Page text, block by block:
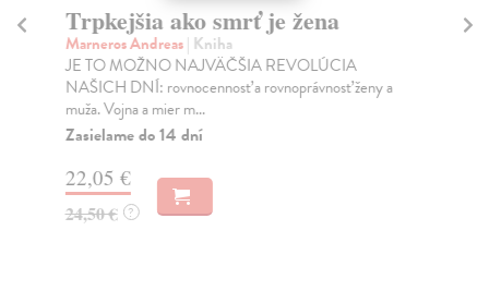
Trpkejšia ako smrť je žena
Marneros Andreas| Kniha
JE TO MOŽNO NAJVÄČŠIA REVOLÚCIA
NAŠICH DNÍ: rovnocennosť a rovnoprávnosť ženy a
muža. Vojna a mier m...
Zasielame do 14 dní
22,05 €
24,50 € ?